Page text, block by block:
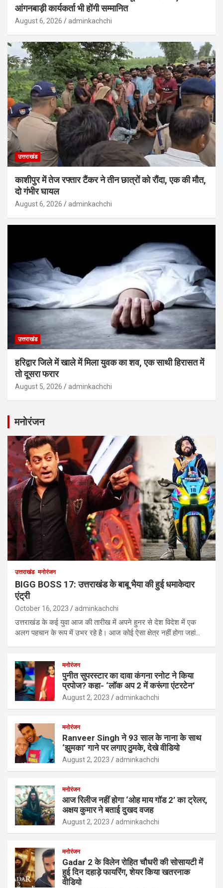
आंगनबाड़ी कार्यकर्ता भी होंगी सम्मानित
August 6, 2026 adminkachchi
उत्तराखंड
काशीपुर में तेज रफ्तार टैंकर ने तीन छात्रों को रौंदा, एक की मौत,
दो गंभीर घायल
August 6, 2026 adminkachchi
उत्तराखंड
हरिद्वार जिले में खाले में मिला युवक का शव, एक साथी हिरासत में
तो दूसरा फरार
August 5, 2026 adminkachchi
मनोरंजन
उत्तराखंड मनोरंजन
BIGG BOSS 17: उत्तराखंड के बाबू भैया की हुई धमाकेदार
एंट्री
October 16, 2023 adminkachchi
उत्तराखंड के कई युवा आज की तारीख में अपने हुनर से देश विदेश में एक
अलग पहचान के रूप में उभर रहे है। आज कोई ऐसा क्षेत्र नहीं होगा जहां…
मनोरंजन
पुनीत सुपरस्टार का दावा कंगना रनोट ने किया
प्रपोज? कहा- ‘लॉक अप 2 में करूंगा एंटरटेन’
August 2, 2023 adminkachchi
मनोरंजन
Ranveer Singh ने 93 साल के नाना के साथ
‘झुमका’ गाने पर लगाए ठुमके, देखे वीडियो
August 2, 2023 adminkachchi
मनोरंजन
आज रिलीज नहीं होगा ‘ओह माय गॉड 2’ का ट्रेलर,
अक्षय कुमार ने बताई दुखद वजह
August 2, 2023 adminkachchi
मनोरंजन
Gadar 2 के विलेन रोहित चौधरी की सोसायटी में
हुई दिन दहाड़े फायरिंग, शेयर किया खतरनाक
वीडियो